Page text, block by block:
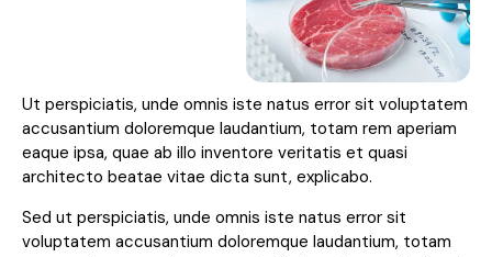
Ut perspiciatis, unde omnis iste natus error sit voluptatem
accusantium doloremque laudantium, totam rem aperiam
eaque ipsa, quae ab illo inventore veritatis et quasi
architecto beatae vitae dicta sunt, explicabo.
Sed ut perspiciatis, unde omnis iste natus error sit
voluptatem accusantium doloremque laudantium, totam